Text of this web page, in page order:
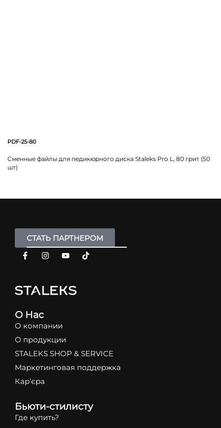
PDF-25-80
Сменные файлы для педикюрного диска Staleks Pro L, 80 грит (50
шт)
СТАТЬ ПАРТНЕРОМ
О Нас
О компании
О продукции
STALEKS SHOP & SERVICE
Маркетинговая поддержка
Кар’єра
Бьюти-стилисту
Где купить?